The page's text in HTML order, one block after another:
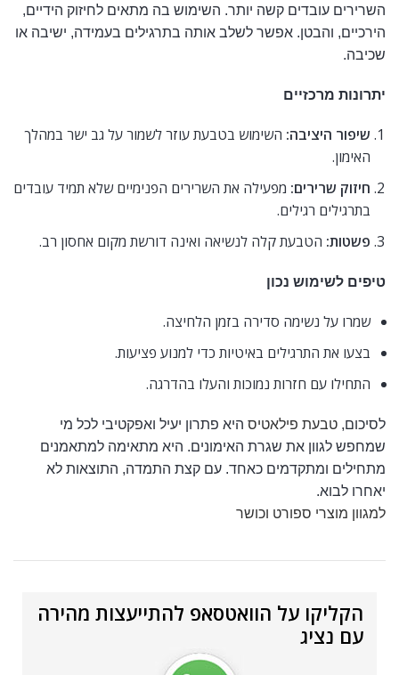
השרירים עובדים קשה יותר. השימוש בה מתאים לחיזוק הידיים,
הירכיים, והבטן. אפשר לשלב אותה בתרגילים בעמידה, ישיבה או
שכיבה.
יתרונות מרכזיים
שיפור היציבה: השימוש בטבעת עוזר לשמור על גב ישר במהלך
האימון.
חיזוק שרירים: מפעילה את השרירים הפנימיים שלא תמיד עובדים
בתרגילים רגילים.
פשטות: הטבעת קלה לנשיאה ואינה דורשת מקום אחסון רב.
טיפים לשימוש נכון
שמרו על נשימה סדירה בזמן הלחיצה.
בצעו את התרגילים באיטיות כדי למנוע פציעות.
התחילו עם חזרות נמוכות והעלו בהדרגה.
לסיכום, טבעת פילאטיס היא פתרון יעיל ואפקטיבי לכל מי
שמחפש לגוון את שגרת האימונים. היא מתאימה למתאמנים
מתחילים ומתקדמים כאחד. עם קצת התמדה, התוצאות לא
יאחרו לבוא.
למגוון מוצרי ספורט וכושר
הקליקו על הוואטסאפ להתייעצות מהירה
עם נציג